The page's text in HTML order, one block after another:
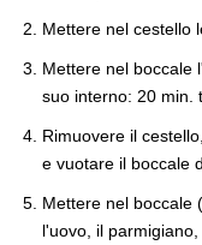
Mettere nel cestello
Mettere nel boccale
suo interno: 20 min.
Rimuovere il
e vuotare il boccale
Mettere nel boccale
l'uovo, il